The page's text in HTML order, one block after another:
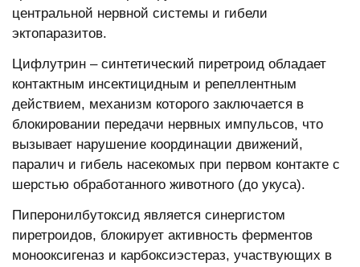
центральной нервной системы и гибели
эктопаразитов.
Цифлутрин – синтетический пиретроид обладает
контактным инсектицидным и репеллентным
действием, механизм которого заключается в
блокировании передачи нервных импульсов, что
вызывает нарушение координации движений,
паралич и гибель насекомых при первом контакте с
шерстью обработанного животного (до укуса).
Пиперонилбутоксид является синергистом
пиретроидов, блокирует активность ферментов
монооксигеназ и карбоксиэстераз, участвующих в